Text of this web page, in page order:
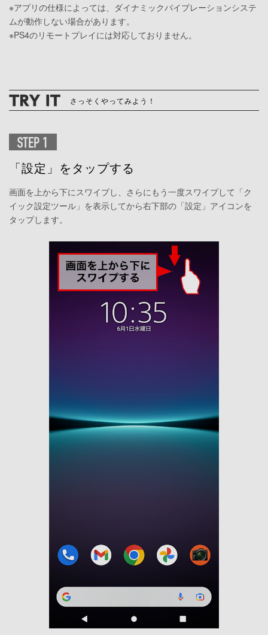
※アプリの仕様によっては、ダイナミックバイブレーションシステ
ムが動作しない場合があります。
※PS4のリモートプレイには対応しておりません。
さっそくやってみよう！
「設定」をタップする
画面を上から下にスワイプし、さらにもう一度スワイプして「ク
イック設定ツール」を表示してから右下部の「設定」アイコンを
タップします。